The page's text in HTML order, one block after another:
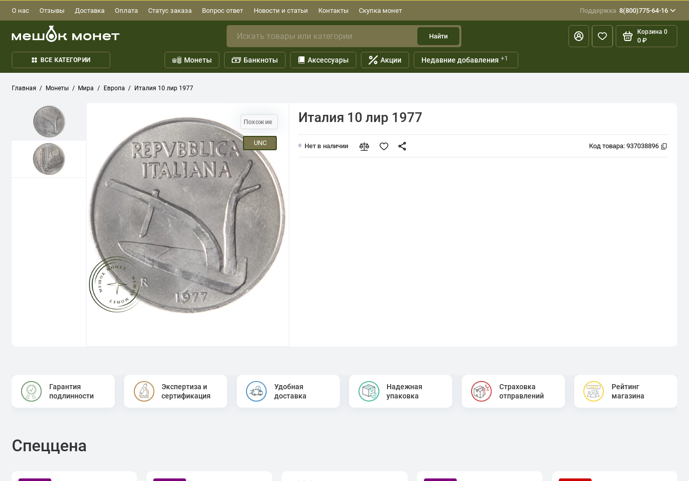
О нас Отзывы Доставка Оплата Статус заказа Вопрос ответ Новости и статьи Контакты Скупка монет Поддержка 8(800)775-64-16
Найти
Корзина 0
0 ₽
ВСЕ КАТЕГОРИИ Монеты Банкноты Аксессуары Акции Недавние добавления +1
Главная Монеты Мира Европа Италия 10 лир 1977
Похожие
UNC
Италия 10 лир 1977
Нет в наличии Код товара: 937038896
Гарантия
подлинности
Экспертиза и
сертификация
Удобная
доставка
Надежная
упаковка
Страховка
отправлений
Рейтинг
магазина
Спеццена